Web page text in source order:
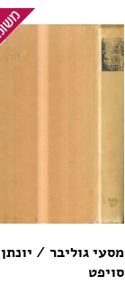
מסעי גוליבר / יונתן
סויפט